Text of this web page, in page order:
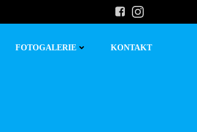
FOTOGALERIE KONTAKT